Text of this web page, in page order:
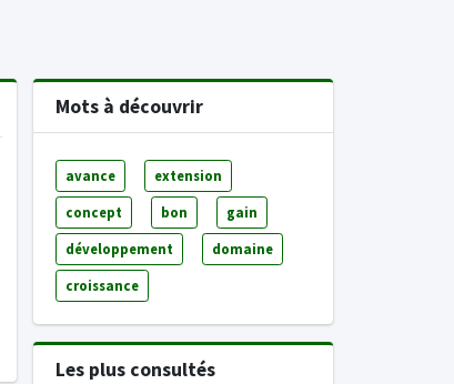
Mots à découvrir
avance extension
concept bon gain
développement domaine
croissance
Les plus consultés